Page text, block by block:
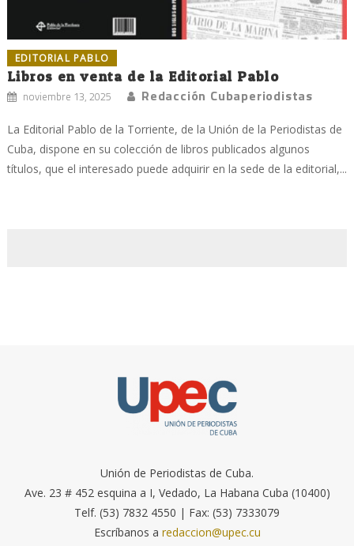
EDITORIAL PABLO
Libros en venta de la Editorial Pablo
noviembre 13, 2025 Redacción Cubaperiodistas
La Editorial Pablo de la Torriente, de la Unión de la Periodistas de
Cuba, dispone en su colección de libros publicados algunos
títulos, que el interesado puede adquirir en la sede de la editorial,...
Unión de Periodistas de Cuba.
Ave. 23 # 452 esquina a I, Vedado, La Habana Cuba (10400)
Telf. (53) 7832 4550 | Fax: (53) 7333079
Escríbanos a redaccion@upec.cu